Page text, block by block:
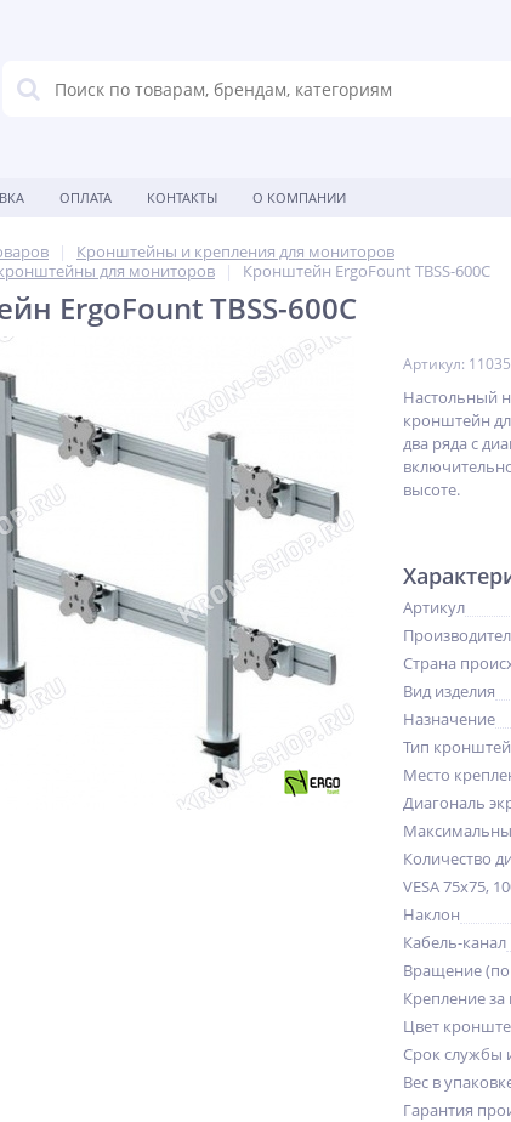
ОПЛАТА КОНТАКТЫ О КОМПАНИИ
Кронштейны и крепления для мониторов
для мониторов
Кронштейн ErgoFount TBSS-600C
ErgoFount TBSS-600C
Артикул:
Настольный
кронштейн
два ряда с
высоте.
Артикул
Страна
Вид изделия
Назначение
Тип
Место
Диагональ
Количество
VESA 75x75,
Наклон
Кабель-канал
Вращение
Крепление за
Цвет
Срок службы
Вес в
Гарантия